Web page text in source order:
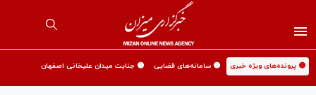
🟡 پرونده‌های ویژه خبری 🟡 سامانه‌های قضایی 🟡 جنایت میدان علیخانی اصفهان